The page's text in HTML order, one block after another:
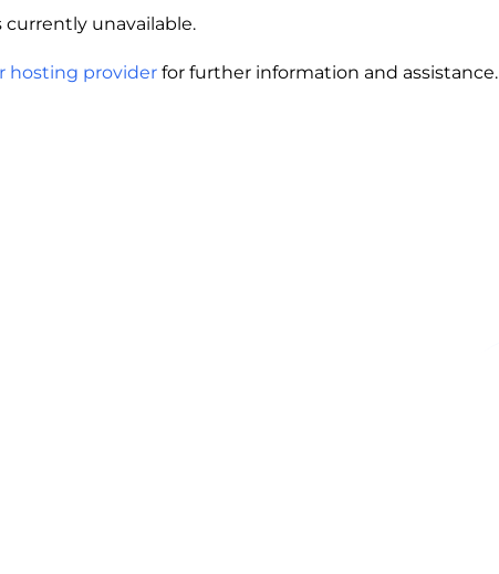
currently unavailable.
hosting provider for further information and assistance.